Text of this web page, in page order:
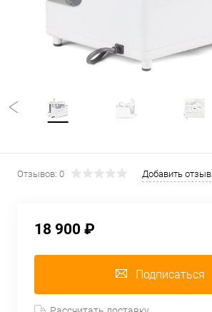
Отзывов: 0 Добавить отзыв
18 900 ₽
Подписаться